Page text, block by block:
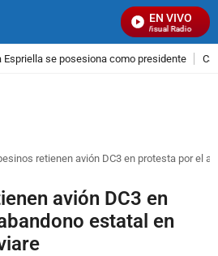
EN VIVO
Señal Visual Radio
Espriella se posesiona como presidente
retienen avión DC3 en protesta por el
avión DC3 en
estatal en